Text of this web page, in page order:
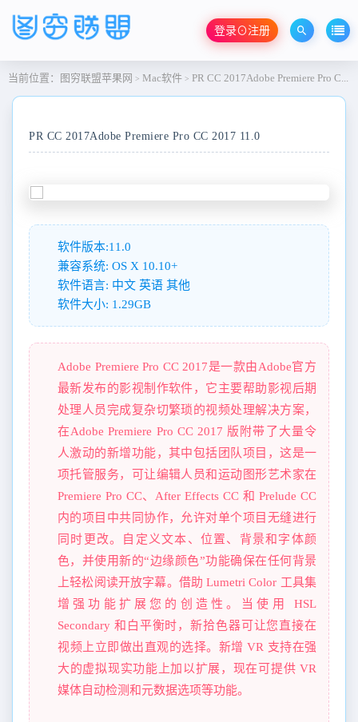
登录⊙注册
当前位置： 图穷联盟苹果网 > Mac软件 > PR CC 2017Adobe Premiere Pro CC 2017 11.0
PR CC 2017Adobe Premiere Pro CC 2017 11.0
软件版本:11.0
兼容系统: OS X 10.10+
软件语言: 中文 英语 其他
软件大小: 1.29GB
Adobe Premiere Pro CC 2017是一款由Adobe官方
最新发布的影视制作软件，它主要帮助影视后期
处理人员完成复杂切繁琐的视频处理解决方案，
在Adobe Premiere Pro CC 2017 版附带了大量令
人激动的新增功能，其中包括团队项目，这是一
项托管服务，可让编辑人员和运动图形艺术家在
Premiere Pro CC、After Effects CC 和 Prelude CC
内的项目中共同协作，允许对单个项目无缝进行
同时更改。自定义文本、位置、背景和字体颜
色，并使用新的“边缘颜色”功能确保在任何背景
上轻松阅读开放字幕。借助 Lumetri Color 工具集
增强功能扩展您的创造性。当使用 HSL
Secondary 和白平衡时，新拾色器可让您直接在
视频上立即做出直观的选择。新增 VR 支持在强
大的虚拟现实功能上加以扩展，现在可提供 VR
媒体自动检测和元数据选项等功能。